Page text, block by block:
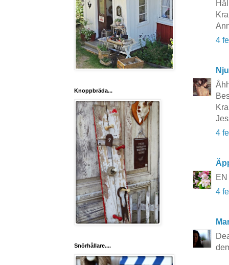
4
4
4
Knoppbräda...
Snörhållare....